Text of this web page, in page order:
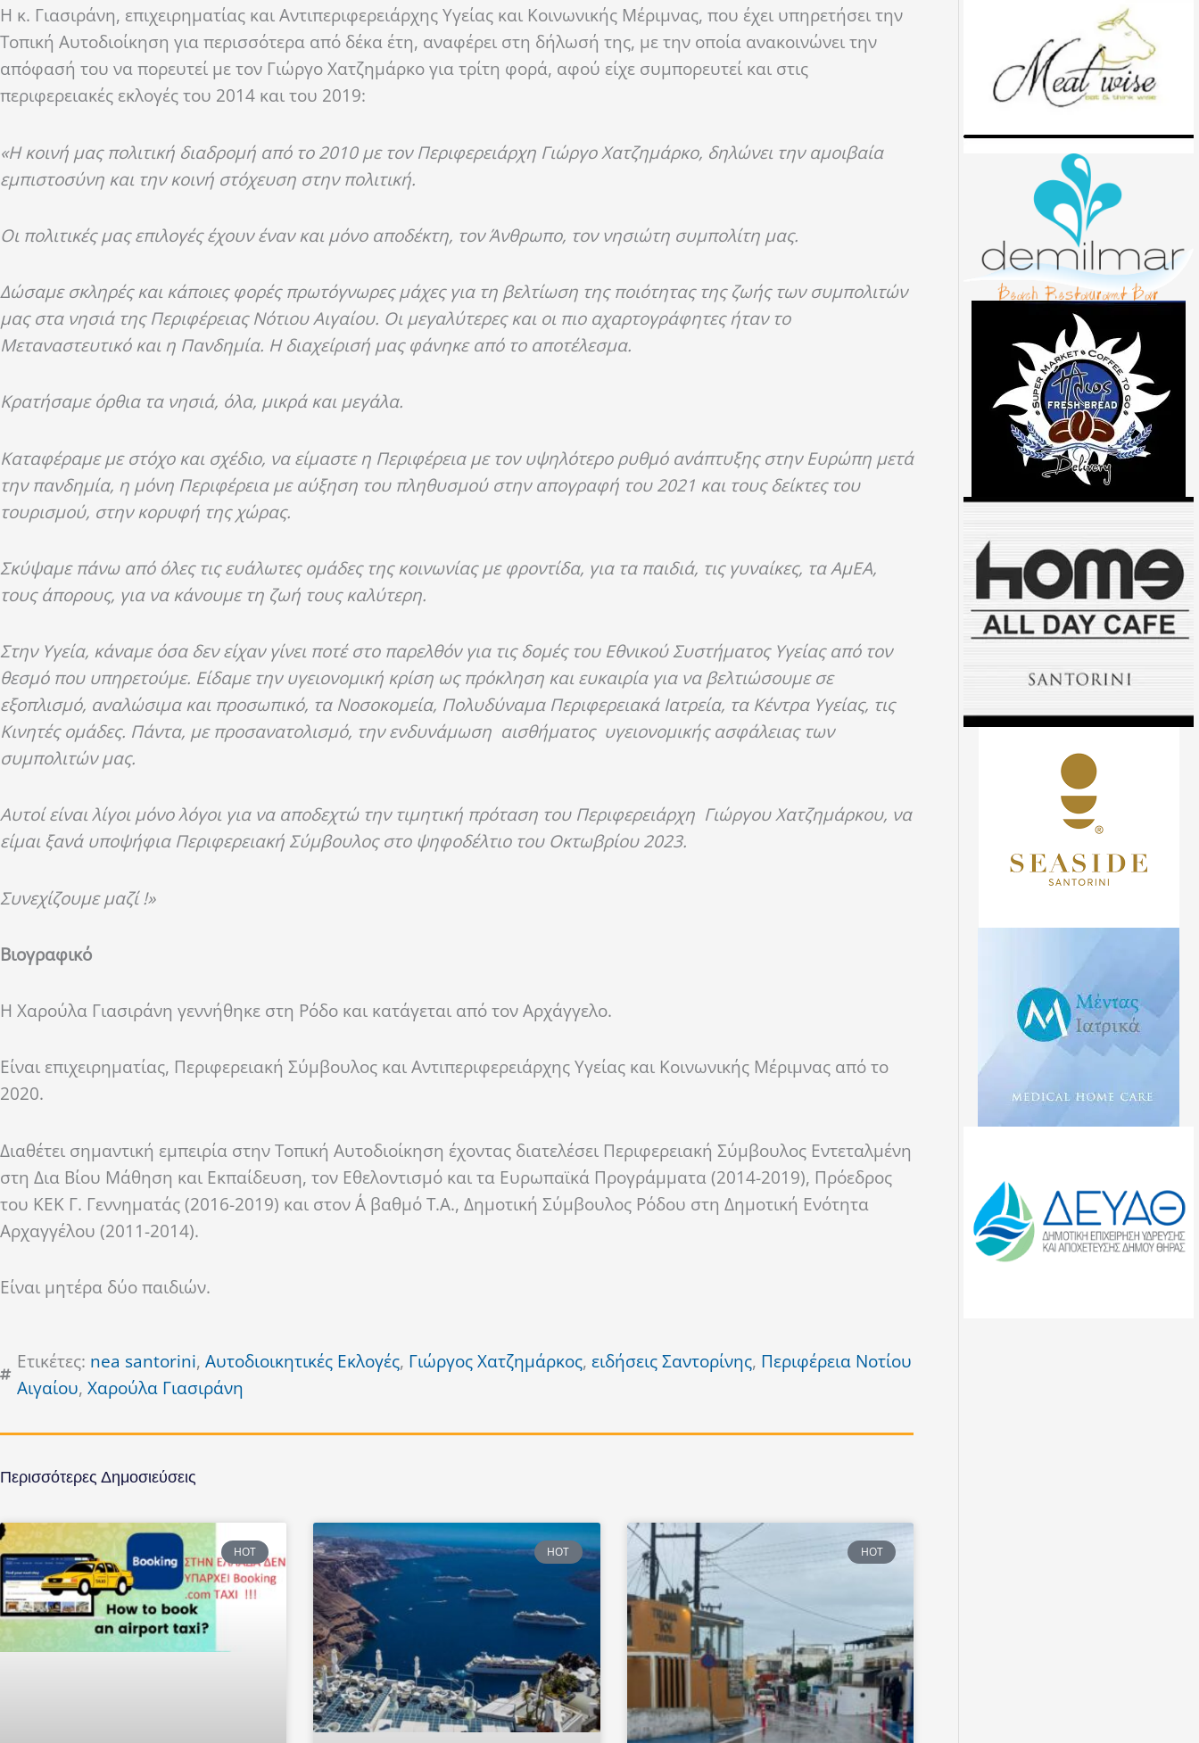
Η κ. Γιασιράνη, επιχειρηματίας και Αντιπεριφερειάρχης Υγείας και Κοινωνικής Μέριμνας, που έχει υπηρετήσει την
Τοπική Αυτοδιοίκηση για περισσότερα από δέκα έτη, αναφέρει στη δήλωσή της, με την οποία ανακοινώνει την
απόφασή του να πορευτεί με τον Γιώργο Χατζημάρκο για τρίτη φορά, αφού είχε συμπορευτεί και στις
περιφερειακές εκλογές του 2014 και του 2019:
«Η κοινή μας πολιτική διαδρομή από το 2010 με τον Περιφερειάρχη Γιώργο Χατζημάρκο, δηλώνει την αμοιβαία
εμπιστοσύνη και την κοινή στόχευση στην πολιτική.
Οι πολιτικές μας επιλογές έχουν έναν και μόνο αποδέκτη, τον Άνθρωπο, τον νησιώτη συμπολίτη μας.
Δώσαμε σκληρές και κάποιες φορές πρωτόγνωρες μάχες για τη βελτίωση της ποιότητας της ζωής των συμπολιτών
μας στα νησιά της Περιφέρειας Νότιου Αιγαίου. Οι μεγαλύτερες και οι πιο αχαρτογράφητες ήταν το
Μεταναστευτικό και η Πανδημία. Η διαχείρισή μας φάνηκε από το αποτέλεσμα.
Κρατήσαμε όρθια τα νησιά, όλα, μικρά και μεγάλα.
Καταφέραμε με στόχο και σχέδιο, να είμαστε η Περιφέρεια με τον υψηλότερο ρυθμό ανάπτυξης στην Ευρώπη μετά
την πανδημία, η μόνη Περιφέρεια με αύξηση του πληθυσμού στην απογραφή του 2021 και τους δείκτες του
τουρισμού, στην κορυφή της χώρας.
Σκύψαμε πάνω από όλες τις ευάλωτες ομάδες της κοινωνίας με φροντίδα, για τα παιδιά, τις γυναίκες, τα ΑμΕΑ,
τους άπορους, για να κάνουμε τη ζωή τους καλύτερη.
Στην Υγεία, κάναμε όσα δεν είχαν γίνει ποτέ στο παρελθόν για τις δομές του Εθνικού Συστήματος Υγείας από τον
θεσμό που υπηρετούμε. Είδαμε την υγειονομική κρίση ως πρόκληση και ευκαιρία για να βελτιώσουμε σε
εξοπλισμό, αναλώσιμα και προσωπικό, τα Νοσοκομεία, Πολυδύναμα Περιφερειακά Ιατρεία, τα Κέντρα Υγείας, τις
Κινητές ομάδες. Πάντα, με προσανατολισμό, την ενδυνάμωση αισθήματος υγειονομικής ασφάλειας των
συμπολιτών μας.
Αυτοί είναι λίγοι μόνο λόγοι για να αποδεχτώ την τιμητική πρόταση του Περιφερειάρχη Γιώργου Χατζημάρκου, να
είμαι ξανά υποψήφια Περιφερειακή Σύμβουλος στο ψηφοδέλτιο του Οκτωβρίου 2023.
Συνεχίζουμε μαζί !»
Βιογραφικό
Η Χαρούλα Γιασιράνη γεννήθηκε στη Ρόδο και κατάγεται από τον Αρχάγγελο.
Είναι επιχειρηματίας, Περιφερειακή Σύμβουλος και Αντιπεριφερειάρχης Υγείας και Κοινωνικής Μέριμνας από το
2020.
Διαθέτει σημαντική εμπειρία στην Τοπική Αυτοδιοίκηση έχοντας διατελέσει Περιφερειακή Σύμβουλος Εντεταλμένη
στη Δια Βίου Μάθηση και Εκπαίδευση, τον Εθελοντισμό και τα Ευρωπαϊκά Προγράμματα (2014-2019), Πρόεδρος
του ΚΕΚ Γ. Γεννηματάς (2016-2019) και στον Α΄ βαθμό Τ.Α., Δημοτική Σύμβουλος Ρόδου στη Δημοτική Ενότητα
Αρχαγγέλου (2011-2014).
Είναι μητέρα δύο παιδιών.
Ετικέτες: nea santorini, Αυτοδιοικητικές Εκλογές, Γιώργος Χατζημάρκος, ειδήσεις Σαντορίνης, Περιφέρεια Νοτίου
Αιγαίου, Χαρούλα Γιασιράνη
Περισσότερες Δημοσιεύσεις
HOT HOT HOT